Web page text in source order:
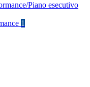
Piano esecutivo
1